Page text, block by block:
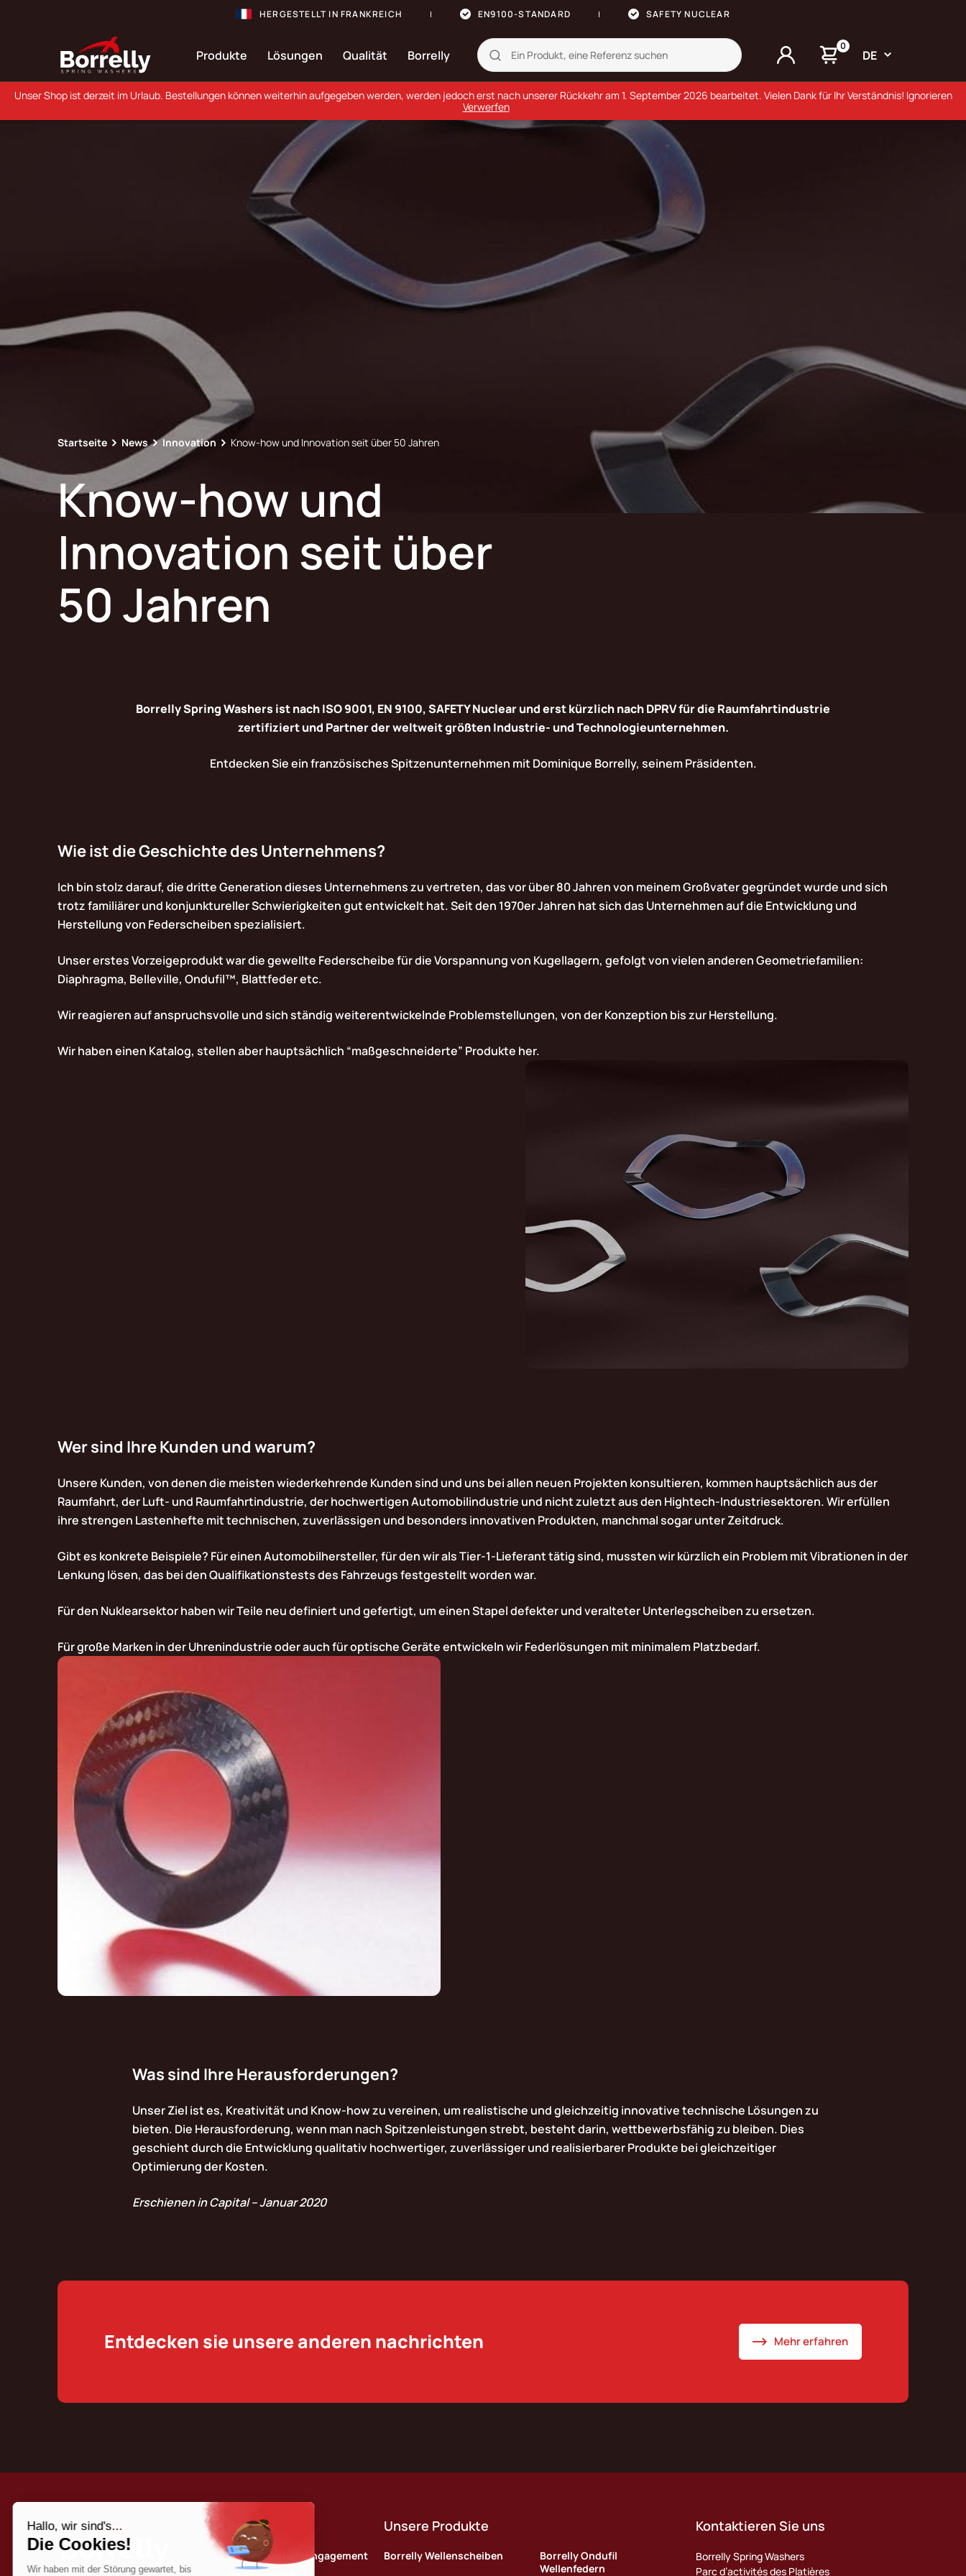
HERGESTELLT IN FRANKREICH EN9100-STANDARD SAFETY NUCLEAR
Produkte Lösungen Qualität Borrelly
0
DE
Startseite News Innovation Know-how und Innovation seit über 50 Jahren
Know-how und
Innovation seit über
50 Jahren
Borrelly Spring Washers ist nach ISO 9001, EN 9100, SAFETY Nuclear und erst kürzlich nach DPRV für die Raumfahrtindustrie
zertifiziert und Partner der weltweit größten Industrie- und Technologieunternehmen.
Entdecken Sie ein französisches Spitzenunternehmen mit Dominique Borrelly, seinem Präsidenten.
Wie ist die Geschichte des Unternehmens?
Ich bin stolz darauf, die dritte Generation dieses Unternehmens zu vertreten, das vor über 80 Jahren von meinem Großvater gegründet wurde und sich
trotz familiärer und konjunktureller Schwierigkeiten gut entwickelt hat. Seit den 1970er Jahren hat sich das Unternehmen auf die Entwicklung und
Herstellung von Federscheiben spezialisiert.
Unser erstes Vorzeigeprodukt war die gewellte Federscheibe für die Vorspannung von Kugellagern, gefolgt von vielen anderen Geometriefamilien:
Diaphragma, Belleville, Ondufil™, Blattfeder etc.
Wir reagieren auf anspruchsvolle und sich ständig weiterentwickelnde Problemstellungen, von der Konzeption bis zur Herstellung.
Wir haben einen Katalog, stellen aber hauptsächlich “maßgeschneiderte” Produkte her.
Wer sind Ihre Kunden und warum?
Unsere Kunden, von denen die meisten wiederkehrende Kunden sind und uns bei allen neuen Projekten konsultieren, kommen hauptsächlich aus der
Raumfahrt, der Luft- und Raumfahrtindustrie, der hochwertigen Automobilindustrie und nicht zuletzt aus den Hightech-Industriesektoren. Wir erfüllen
ihre strengen Lastenhefte mit technischen, zuverlässigen und besonders innovativen Produkten, manchmal sogar unter Zeitdruck.
Gibt es konkrete Beispiele? Für einen Automobilhersteller, für den wir als Tier-1-Lieferant tätig sind, mussten wir kürzlich ein Problem mit Vibrationen in der
Lenkung lösen, das bei den Qualifikationstests des Fahrzeugs festgestellt worden war.
Für den Nuklearsektor haben wir Teile neu definiert und gefertigt, um einen Stapel defekter und veralteter Unterlegscheiben zu ersetzen.
Für große Marken in der Uhrenindustrie oder auch für optische Geräte entwickeln wir Federlösungen mit minimalem Platzbedarf.
Was sind Ihre Herausforderungen?
Unser Ziel ist es, Kreativität und Know-how zu vereinen, um realistische und gleichzeitig innovative technische Lösungen zu
bieten. Die Herausforderung, wenn man nach Spitzenleistungen strebt, besteht darin, wettbewerbsfähig zu bleiben. Dies
geschieht durch die Entwicklung qualitativ hochwertiger, zuverlässiger und realisierbarer Produkte bei gleichzeitiger
Optimierung der Kosten.
Erschienen in Capital – Januar 2020
Entdecken sie unsere anderen nachrichten Mehr erfahren
Borrelly
Unser Qualitätsengagement
Unsere Produkte
Borrelly Wellenscheiben
Borrelly Ondufil
Wellenfedern
Kontaktieren Sie uns
Borrelly Spring Washers
Parc d’activités des Platières
Unser Shop ist derzeit im Urlaub. Bestellungen können weiterhin aufgegeben werden, werden jedoch erst nach unserer Rückkehr am 1. September 2026 bearbeitet. Vielen Dank für Ihr Verständnis! Ignorieren
Verwerfen